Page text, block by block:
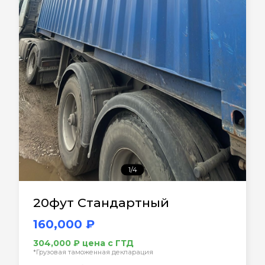
1/4
20фут Стандартный
160,000 ₽
304,000 ₽ цена с ГТД
*Грузовая таможенная декларация